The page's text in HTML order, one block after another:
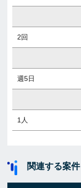
2回
週5日
1人
関連する案件